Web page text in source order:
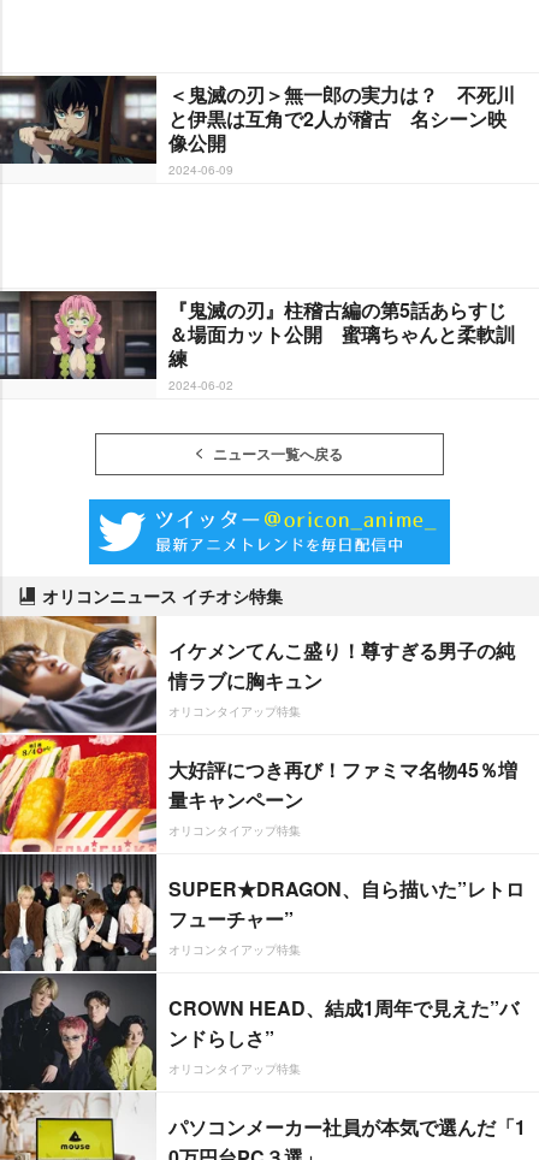
＜鬼滅の刃＞無一郎の実力は？ 不死川
と伊黒は互角で2人が稽古 名シーン映
像公開
2024-06-09
『鬼滅の刃』柱稽古編の第5話あらすじ
＆場面カット公開 蜜璃ちゃんと柔軟訓
練
2024-06-02
ニュース一覧へ戻る
オリコンニュース イチオシ特集
イケメンてんこ盛り！尊すぎる男子の純
情ラブに胸キュン
オリコンタイアップ特集
大好評につき再び！ファミマ名物45％増
量キャンペーン
オリコンタイアップ特集
SUPER★DRAGON、自ら描いた”レトロ
フューチャー”
オリコンタイアップ特集
CROWN HEAD、結成1周年で見えた”バ
ンドらしさ”
オリコンタイアップ特集
パソコンメーカー社員が本気で選んだ「1